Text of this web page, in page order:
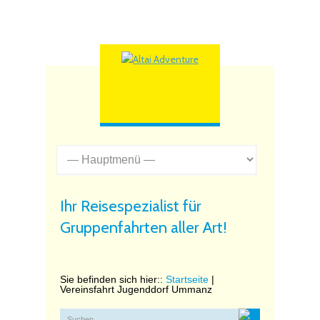
Ihr Reisespezialist für
Gruppenfahrten aller Art!
Sie befinden sich hier:: Startseite |
Vereinsfahrt Jugenddorf Ummanz